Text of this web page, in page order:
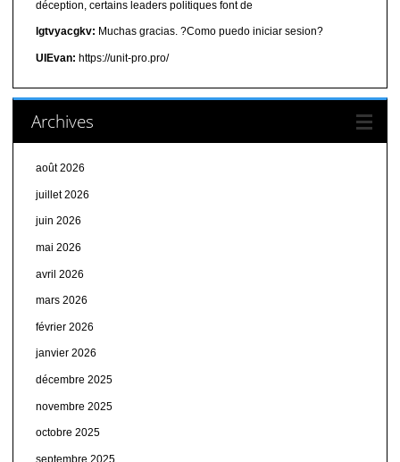
déception, certains leaders politiques font de
lgtvyacgkv: Muchas gracias. ?Como puedo iniciar sesion?
UIEvan: https://unit-pro.pro/
Archives
août 2026
juillet 2026
juin 2026
mai 2026
avril 2026
mars 2026
février 2026
janvier 2026
décembre 2025
novembre 2025
octobre 2025
septembre 2025